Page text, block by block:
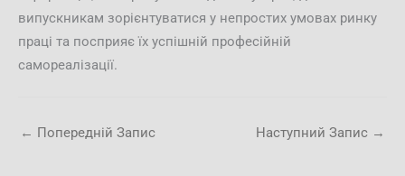
випускникам зорієнтуватися у непростих умовах ринку
праці та посприяє їх успішній професійній
самореалізації.
← Попередній Запис Наступний Запис →